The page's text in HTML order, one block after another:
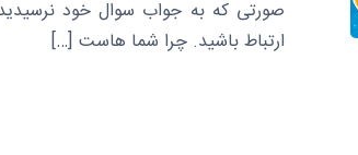
صورتی که به جواب سوال خود
ارتباط باشید. چرا شما هاست […]